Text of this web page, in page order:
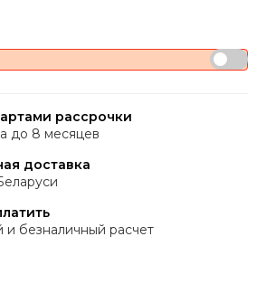
рассрочки
до 8 месяцев
доставка
и безналичный расчет